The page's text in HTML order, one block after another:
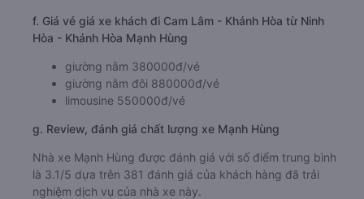
f. Giá vé giá xe khách đi Cam Lâm - Khánh Hòa từ Ninh
Hòa - Khánh Hòa Mạnh Hùng
giường nằm 380000đ/vé
giường nằm đôi 880000đ/vé
limousine 550000đ/vé
g. Review, đánh giá chất lượng xe Mạnh Hùng
Nhà xe Mạnh Hùng được đánh giá với số điểm trung bình
là 3.1/5 dựa trên 381 đánh giá của khách hàng đã trải
nghiệm dịch vụ của nhà xe này.